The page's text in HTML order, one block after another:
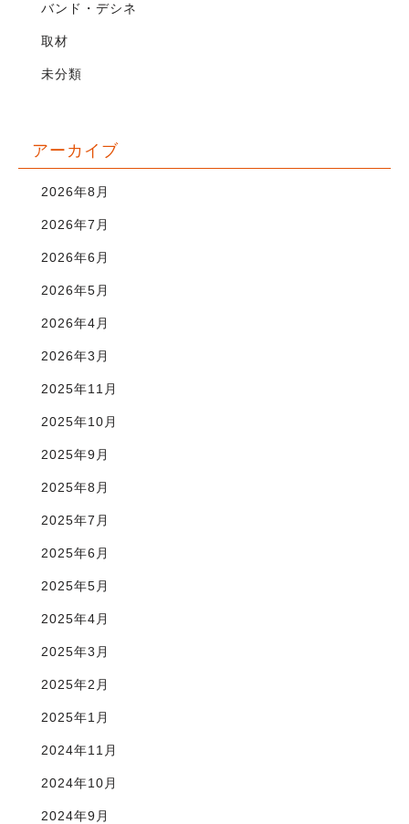
バンド・デシネ
取材
未分類
アーカイブ
2026年8月
2026年7月
2026年6月
2026年5月
2026年4月
2026年3月
2025年11月
2025年10月
2025年9月
2025年8月
2025年7月
2025年6月
2025年5月
2025年4月
2025年3月
2025年2月
2025年1月
2024年11月
2024年10月
2024年9月